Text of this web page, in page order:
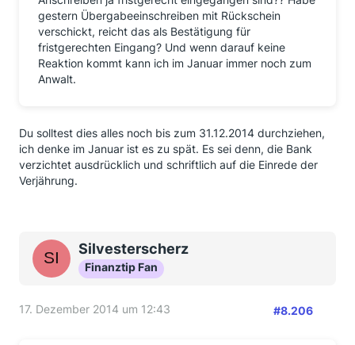
gestern Übergabeeinschreiben mit Rückschein
verschickt, reicht das als Bestätigung für
fristgerechten Eingang? Und wenn darauf keine
Reaktion kommt kann ich im Januar immer noch zum
Anwalt.
Du solltest dies alles noch bis zum 31.12.2014 durchziehen,
ich denke im Januar ist es zu spät. Es sei denn, die Bank
verzichtet ausdrücklich und schriftlich auf die Einrede der
Verjährung.
Silvesterscherz
Finanztip Fan
17. Dezember 2014 um 12:43 #8.206